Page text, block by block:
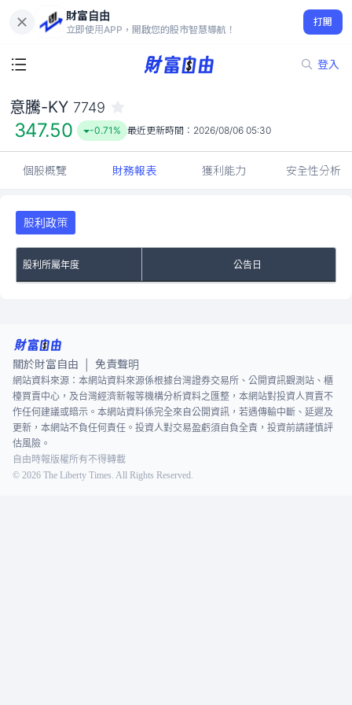
財富自由
立即使用APP，開啟您的股市智慧導航！
打開
登入
347.50
-0.71%
意騰-KY 7749
347.50 -0.71% 最近更新時間： 2026/08/06 05:30
個股概覽 財務報表 獲利能力 安全性分析
股利政策
股利所屬年度 公告日
關於財富自由 免責聲明
網站資料來源：本網站資料來源係根據台灣證券交易所、公開資訊觀測站、櫃
檯買賣中心，及台灣經濟新報等機構分析資料之匯整，本網站對投資人買賣不
作任何建議或暗示。本網站資料係完全來自公開資訊，若遇傳輸中斷、延遲及
更新，本網站不負任何責任。投資人對交易盈虧須自負全責，投資前請謹慎評
估風險。
自由時報版權所有不得轉載
© 2026 The Liberty Times. All Rights Reserved.